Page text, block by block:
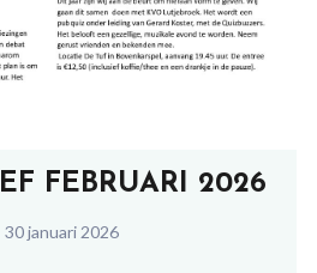
FEBRUARI 2026
30 januari 2026